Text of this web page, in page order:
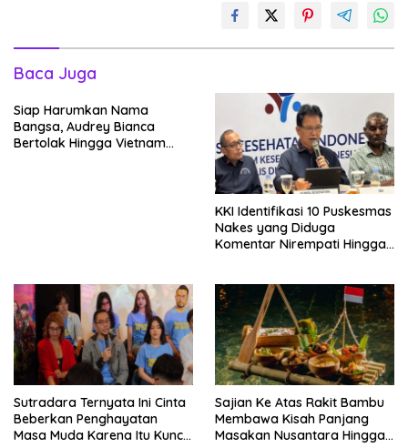
Baca Juga
Siap Harumkan Nama
Bangsa, Audrey Bianca
Bertolak Hingga Vietnam
KKI Identifikasi 10 Puskesmas
Nakes yang Diduga
Komentar Nirempati Hingga
Sutradara Ternyata Ini Cinta
Beberkan Penghayatan
Masa Muda Karena Itu Kunci
Sajian Ke Atas Rakit Bambu
Membawa Kisah Panjang
Masakan Nusantara Hingga